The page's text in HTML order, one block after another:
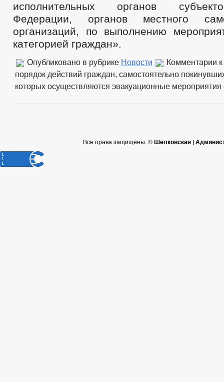
исполнительных органов
Федерации, органов местного
организаций, по выполнению
категорией граждан».
Опубликовано в рубрике Новости Комментарии
порядок действий граждан, самостоятельно
которых осуществляются эвакуационные мероприятия
Все права защищены. ©Шелковская |